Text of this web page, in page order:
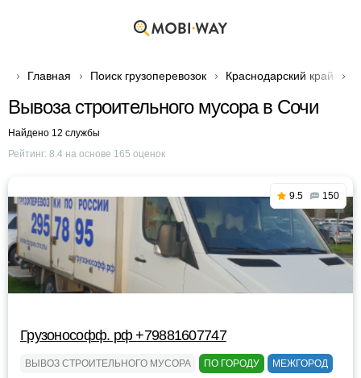
Главная Поиск грузоперевозок Краснодарский край
Вывоза строительного мусора в Сочи
Найдено 12 службы
Рейтинг: 8.4 на основе 165 оценок
9.5 150
Грузонософф. рф +79881607747
ВЫВОЗ СТРОИТЕЛЬНОГО МУСОРА ПО ГОРОДУ МЕЖГОРОД